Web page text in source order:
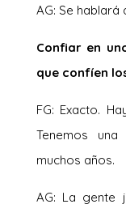
AG: Se
Confiar en
que confíen
FG: Exacto.
Tenemos
muchos años.
AG: La gente